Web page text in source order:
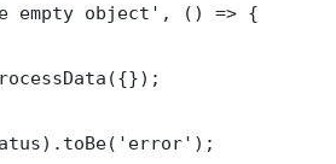
empty object', () => {